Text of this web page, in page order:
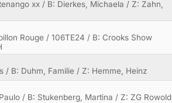
xx / B: Dierkes, Michaela / Z: Zahn,
Rouge / 106TE24 / B: Crooks Show
/ B: Duhm, Familie / Z: Hemme, Heinz
/ B: Stukenberg, Martina / Z: ZG Rowold,